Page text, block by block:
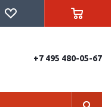
+7 495 480-05-67